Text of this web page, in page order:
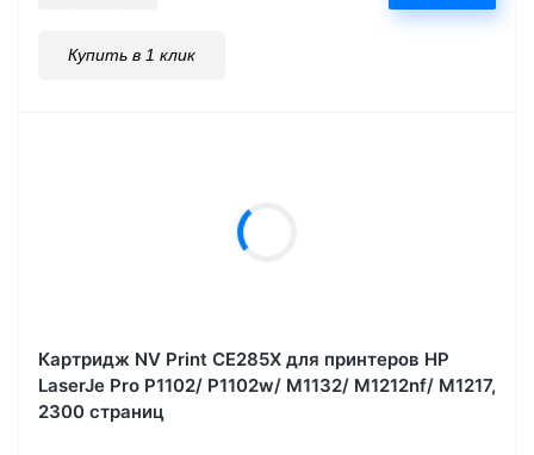
Купить в 1 клик
Картридж NV Print CE285X для принтеров HP
LaserJe Pro P1102/ P1102w/ M1132/ M1212nf/ М1217,
2300 страниц